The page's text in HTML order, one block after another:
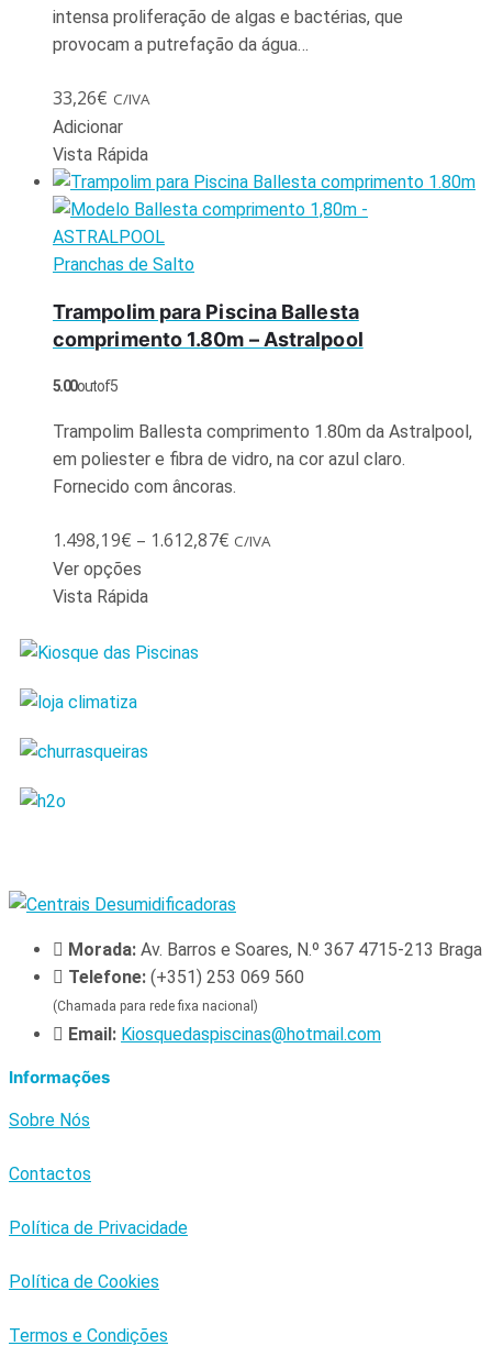
intensa proliferação de algas e bactérias, que
provocam a putrefação da água…
33,26€ C/IVA
Adicionar
Vista Rápida
Pranchas de Salto
Trampolim para Piscina Ballesta
comprimento 1.80m – Astralpool
5.00out of 5
Trampolim Ballesta comprimento 1.80m da Astralpool,
em poliester e fibra de vidro, na cor azul claro.
Fornecido com âncoras.
1.498,19€ – 1.612,87€ C/IVA
Ver opções
Vista Rápida
Morada: Av. Barros e Soares, N.º 367 4715-213 Braga
Telefone: (+351) 253 069 560
(Chamada para rede fixa nacional)
Email: Kiosquedaspiscinas@hotmail.com
Informações
Sobre Nós
Contactos
Política de Privacidade
Política de Cookies
Termos e Condições